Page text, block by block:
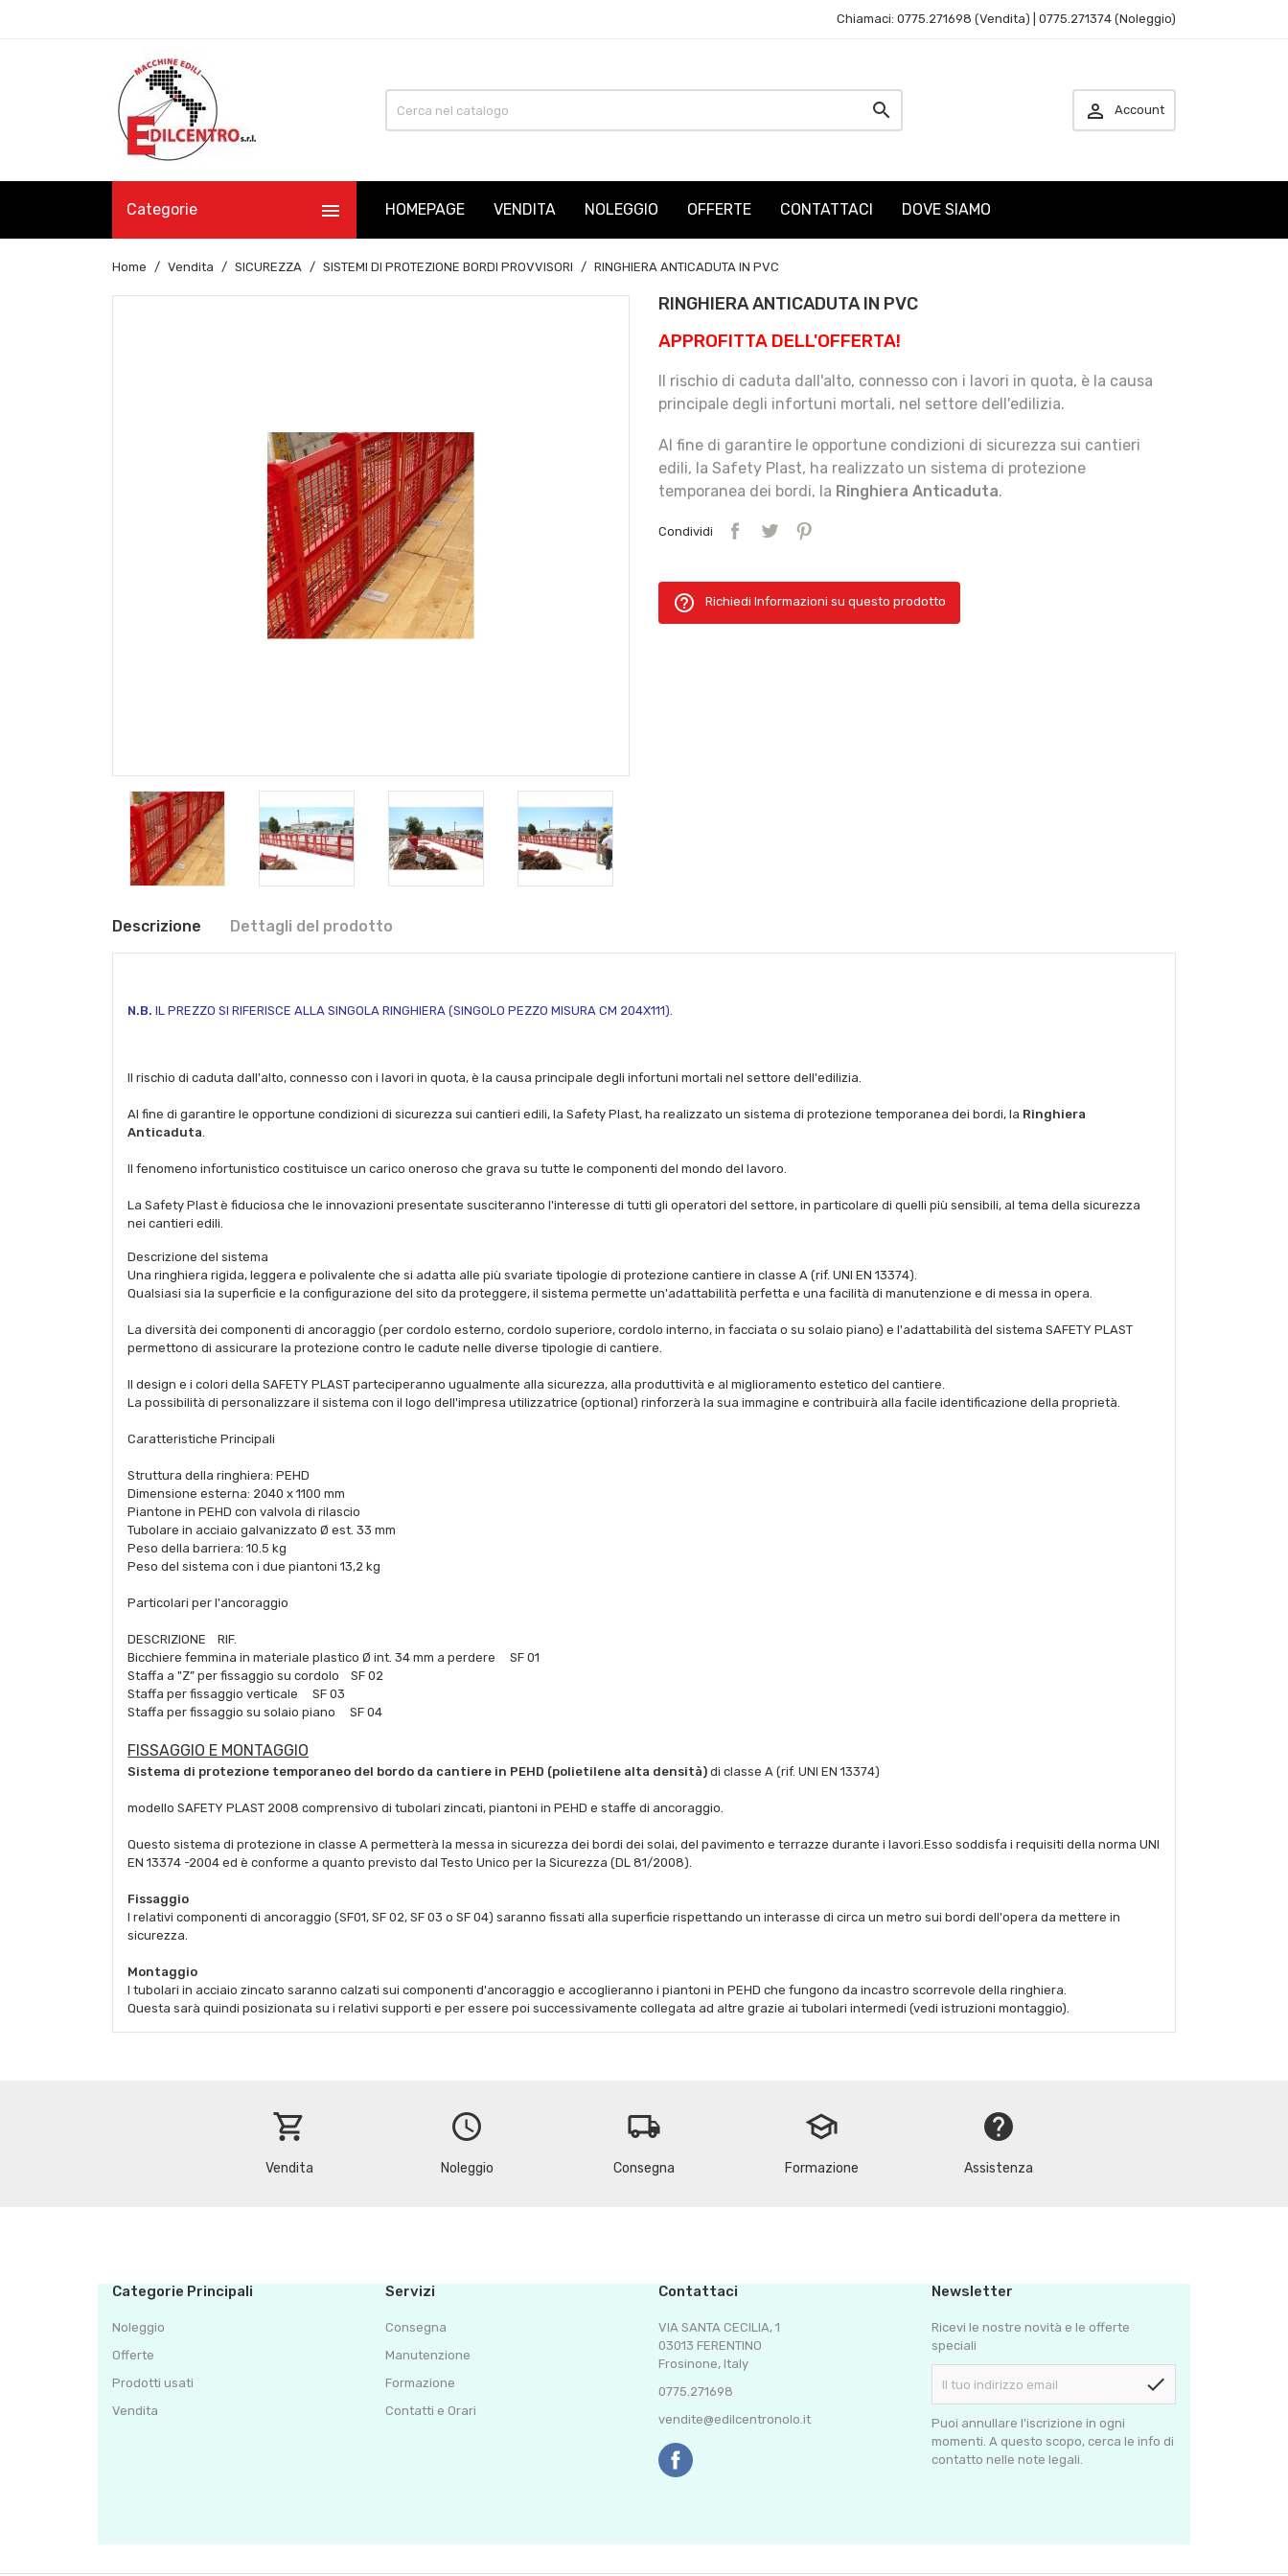
Chiamaci: 0775.271698 (Vendita) | 0775.271374 (Noleggio)
  Account
Categorie  HOMEPAGE VENDITA NOLEGGIO OFFERTE CONTATTACI DOVE SIAMO
Home Vendita SICUREZZA SISTEMI DI PROTEZIONE BORDI PROVVISORI RINGHIERA ANTICADUTA IN PVC
RINGHIERA ANTICADUTA IN PVC
APPROFITTA DELL'OFFERTA!
Il rischio di caduta dall'alto, connesso con i lavori in quota, è la causa
principale degli infortuni mortali, nel settore dell'edilizia.
Al fine di garantire le opportune condizioni di sicurezza sui cantieri
edili, la Safety Plast, ha realizzato un sistema di protezione
temporanea dei bordi, la Ringhiera Anticaduta.
Condividi
help_outline Richiedi Informazioni su questo prodotto
Descrizione Dettagli del prodotto
N.B. IL PREZZO SI RIFERISCE ALLA SINGOLA RINGHIERA (SINGOLO PEZZO MISURA CM 204X111).
Il rischio di caduta dall'alto, connesso con i lavori in quota, è la causa principale degli infortuni mortali nel settore dell'edilizia.
Al fine di garantire le opportune condizioni di sicurezza sui cantieri edili, la Safety Plast, ha realizzato un sistema di protezione temporanea dei bordi, la Ringhiera
Anticaduta.
Il fenomeno infortunistico costituisce un carico oneroso che grava su tutte le componenti del mondo del lavoro.
La Safety Plast è fiduciosa che le innovazioni presentate susciteranno l'interesse di tutti gli operatori del settore, in particolare di quelli più sensibili, al tema della sicurezza
nei cantieri edili.
Descrizione del sistema
Una ringhiera rigida, leggera e polivalente che si adatta alle più svariate tipologie di protezione cantiere in classe A (rif. UNI EN 13374).
Qualsiasi sia la superficie e la configurazione del sito da proteggere, il sistema permette un'adattabilità perfetta e una facilità di manutenzione e di messa in opera.
La diversità dei componenti di ancoraggio (per cordolo esterno, cordolo superiore, cordolo interno, in facciata o su solaio piano) e l'adattabilità del sistema SAFETY PLAST
permettono di assicurare la protezione contro le cadute nelle diverse tipologie di cantiere.
Il design e i colori della SAFETY PLAST parteciperanno ugualmente alla sicurezza, alla produttività e al miglioramento estetico del cantiere.
La possibilità di personalizzare il sistema con il logo dell'impresa utilizzatrice (optional) rinforzerà la sua immagine e contribuirà alla facile identificazione della proprietà.
Caratteristiche Principali
Struttura della ringhiera: PEHD
Dimensione esterna: 2040 x 1100 mm
Piantone in PEHD con valvola di rilascio
Tubolare in acciaio galvanizzato Ø est. 33 mm
Peso della barriera: 10.5 kg
Peso del sistema con i due piantoni 13,2 kg
Particolari per l'ancoraggio
DESCRIZIONE RIF.
Bicchiere femmina in materiale plastico Ø int. 34 mm a perdere SF 01
Staffa a "Z” per fissaggio su cordolo SF 02
Staffa per fissaggio verticale SF 03
Staffa per fissaggio su solaio piano SF 04
FISSAGGIO E MONTAGGIO
Sistema di protezione temporaneo del bordo da cantiere in PEHD (polietilene alta densità) di classe A (rif. UNI EN 13374)
modello SAFETY PLAST 2008 comprensivo di tubolari zincati, piantoni in PEHD e staffe di ancoraggio.
Questo sistema di protezione in classe A permetterà la messa in sicurezza dei bordi dei solai, del pavimento e terrazze durante i lavori.Esso soddisfa i requisiti della norma UNI
EN 13374 -2004 ed è conforme a quanto previsto dal Testo Unico per la Sicurezza (DL 81/2008).
Fissaggio
I relativi componenti di ancoraggio (SF01, SF 02, SF 03 o SF 04) saranno fissati alla superficie rispettando un interasse di circa un metro sui bordi dell'opera da mettere in
sicurezza.
Montaggio
I tubolari in acciaio zincato saranno calzati sui componenti d'ancoraggio e accoglieranno i piantoni in PEHD che fungono da incastro scorrevole della ringhiera.
Questa sarà quindi posizionata su i relativi supporti e per essere poi successivamente collegata ad altre grazie ai tubolari intermedi (vedi istruzioni montaggio).
shopping_cart
Vendita
schedule
Noleggio
local_shipping
Consegna
school
Formazione
help
Assistenza
Categorie Principali
Noleggio
Offerte
Prodotti usati
Vendita
Servizi
Consegna
Manutenzione
Formazione
Contatti e Orari
Contattaci
VIA SANTA CECILIA, 1
03013 FERENTINO
Frosinone, Italy
0775.271698
vendite@edilcentronolo.it
Newsletter
Ricevi le nostre novità e le offerte
speciali
check
Puoi annullare l'iscrizione in ogni
momenti. A questo scopo, cerca le info di
contatto nelle note legali.